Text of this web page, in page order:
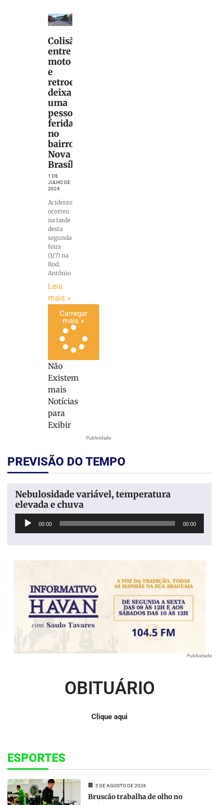
Colisão
entre
moto
e
retroescavadeira
deixa
uma
pessoa
ferida,
no
bairro
Nova
Brasília
1 DE
JULHO DE
2024
Acidente
ocorreu
na tarde
desta
segunda-
feira
(1/7) na
Rod.
Antônio
Leia
mais »
Carregar
mais »
Não
Existem
mais
Notícias
para
Exibir
Publicidade
PREVISÃO DO TEMPO
Nebulosidade variável, temperatura
elevada e chuva
Tocador
00:00 00:00
Publicidade
OBITUÁRIO
Clique aqui
ESPORTES
5 DE AGOSTO DE 2026
Bruscão trabalha de olho no